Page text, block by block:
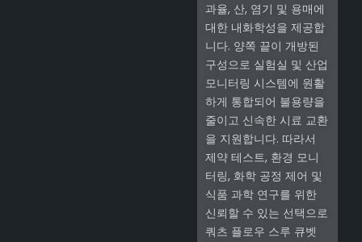
과율, 산, 염기 및 용매에
대한 내화학성을 제공합
니다. 양쪽 끝이 개방된
구성으로 실험실 및 산업
모니터링 시스템에 원활
하게 통합되어 불용량을
줄이고 신속한 시료 교환
을 지원합니다. 따라서
제약 테스트, 환경 모니
터링, 화학 공정 제어 및
식품 과학 연구를 위한
신뢰할 수 있는 선택으로
쿼츠 플로우 스루 큐벳